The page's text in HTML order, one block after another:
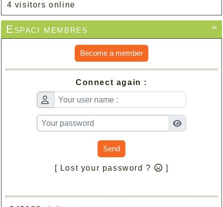
4 visitors online

Espaci membres
Become a member
Connect again :
Send
[ Lost your password ? ]